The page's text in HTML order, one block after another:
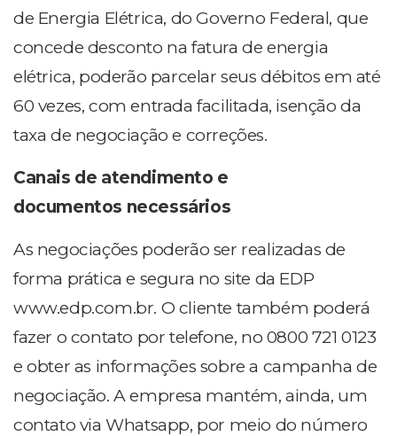
de Energia Elétrica, do Governo Federal, que
concede desconto na fatura de energia
elétrica, poderão parcelar seus débitos em até
60 vezes, com entrada facilitada, isenção da
taxa de negociação e correções.
Canais de atendimento e
documentos necessários
As negociações poderão ser realizadas de
forma prática e segura no site da EDP
www.edp.com.br. O cliente também poderá
fazer o contato por telefone, no 0800 721 0123
e obter as informações sobre a campanha de
negociação. A empresa mantém, ainda, um
contato via Whatsapp, por meio do número